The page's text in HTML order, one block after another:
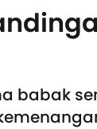
babak